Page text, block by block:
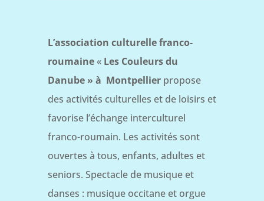
L’association culturelle franco-
roumaine« Les Couleurs du
Danube » à Montpellierpropose
des activités culturelles et de loisirs et
favorise l’échange interculturel
franco-roumain. Les activités sont
ouvertes à tous, enfants, adultes et
seniors. Spectacle de musique et
danses : musique occitane et orgue